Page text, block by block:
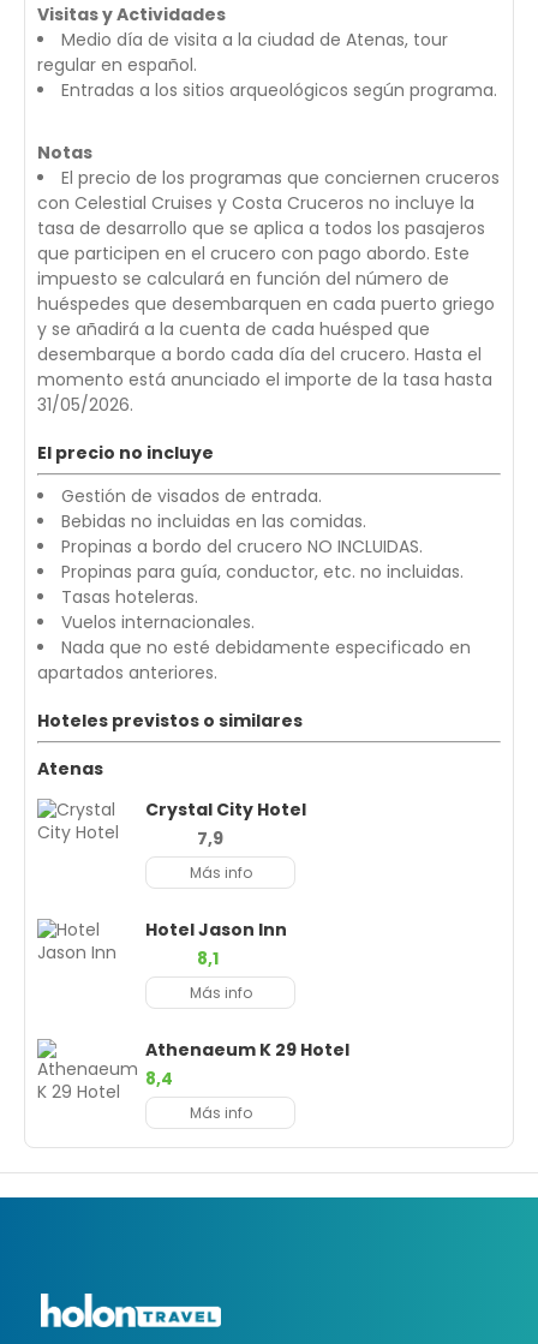
Visitas y Actividades
Medio día de visita a la ciudad de Atenas, tour
regular en español.
Entradas a los sitios arqueológicos según programa.
Notas
El precio de los programas que conciernen cruceros
con Celestial Cruises y Costa Cruceros no incluye la
tasa de desarrollo que se aplica a todos los pasajeros
que participen en el crucero con pago abordo. Este
impuesto se calculará en función del número de
huéspedes que desembarquen en cada puerto griego
y se añadirá a la cuenta de cada huésped que
desembarque a bordo cada día del crucero. Hasta el
momento está anunciado el importe de la tasa hasta
31/05/2026.
El precio no incluye
Gestión de visados de entrada.
Bebidas no incluidas en las comidas.
Propinas a bordo del crucero NO INCLUIDAS.
Propinas para guía, conductor, etc. no incluidas.
Tasas hoteleras.
Vuelos internacionales.
Nada que no esté debidamente especificado en
apartados anteriores.
Hoteles previstos o similares
Atenas
Crystal City Hotel
7,9
Más info
Hotel Jason Inn
8,1
Más info
Athenaeum K 29 Hotel
8,4
Más info